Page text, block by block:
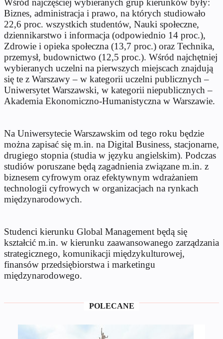
Biznes, administracja i prawo, na których studiowało
22,6 proc. wszystkich studentów, Nauki społeczne,
dziennikarstwo i informacja (odpowiednio 14 proc.),
Zdrowie i opieka społeczna (13,7 proc.) oraz Technika,
przemysł, budownictwo (12,5 proc.). Wśród najchętniej
wybieranych uczelni na pierwszych miejscach znajdują
się te z Warszawy – w kategorii uczelni publicznych –
Uniwersytet Warszawski, w kategorii niepublicznych –
Akademia Ekonomiczno-Humanistyczna w Warszawie.
Na Uniwersytecie Warszawskim od tego roku będzie
można zapisać się m.in. na Digital Business, stacjonarne,
drugiego stopnia (studia w języku angielskim). Podczas
studiów poruszane będą zagadnienia związane m.in. z
biznesem cyfrowym oraz efektywnym wdrażaniem
technologii cyfrowych w organizacjach na rynkach
międzynarodowych.
Studenci kierunku Global Management będą się
kształcić m.in. w kierunku zaawansowanego zarządzania
strategicznego, komunikacji międzykulturowej,
finansów przedsiębiorstwa i marketingu
międzynarodowego.
POLECANE